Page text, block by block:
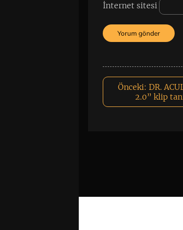
İnternet sitesi
Önceki: DR.
2.0” klip